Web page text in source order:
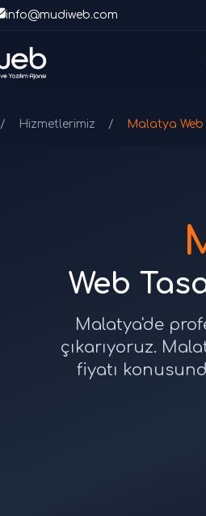
info@mudiweb.com
/ Hizmetlerimiz / Malatya Web
Web
Malatya'de
çıkarıyoruz.
fiyatı